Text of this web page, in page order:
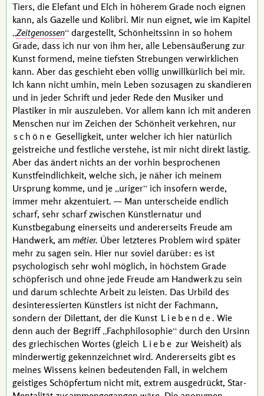
Tiers, die Elefant und Elch in höherem Grade noch eignen
kann, als Gazelle und Kolibri. Mir nun eignet, wie im Kapitel
Zeitgenossen dargestellt, Schönheitssinn in so hohem
Grade, dass ich nur von ihm her, alle Lebensäußerung zur
Kunst formend, meine tiefsten Strebungen verwirklichen
kann. Aber das geschieht eben völlig unwillkürlich bei mir.
Ich kann nicht umhin, mein Leben sozusagen zu skandieren
und in jeder Schrift und jeder Rede den Musiker und
Plastiker in mir auszuleben. Vor allem kann ich mit anderen
Menschen nur im Zeichen der Schönheit verkehren, nur
schöne Geselligkeit, unter welcher ich hier natürlich
geistreiche und festliche verstehe, ist mir nicht direkt lästig.
Aber das ändert nichts an der vorhin besprochenen
Kunstfeindlichkeit, welche sich, je näher ich meinem
Ursprung komme, und je uriger
ich insofern werde,
immer mehr akzentuiert. — Man unterscheide endlich
scharf, sehr scharf zwischen Künstlernatur und
Kunstbegabung einerseits und andererseits Freude am
Handwerk, am métier. Über letzteres Problem wird später
mehr zu sagen sein. Hier nur soviel darüber: es ist
psychologisch sehr wohl möglich, in höchstem Grade
schöpferisch und ohne jede Freude am Handwerk zu sein
und darum schlechte Arbeit zu leisten. Das Urbild des
desinteressierten Künstlers ist nicht der Fachmann,
sondern der Dilettant, der die Kunst Liebende. Wie
denn auch der Begriff Fachphilosophie durch den Ursinn
des griechischen Wortes (gleich Liebe zur Weisheit) als
minderwertig gekennzeichnet wird. Andererseits gibt es
meines Wissens keinen bedeutenden Fall, in welchem
geistiges Schöpfertum nicht mit, extrem ausgedrückt, Star-